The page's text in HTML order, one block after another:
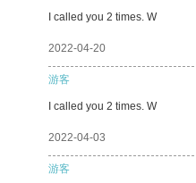
I called you 2 times. W
2022-04-20
游客
I called you 2 times. W
2022-04-03
游客